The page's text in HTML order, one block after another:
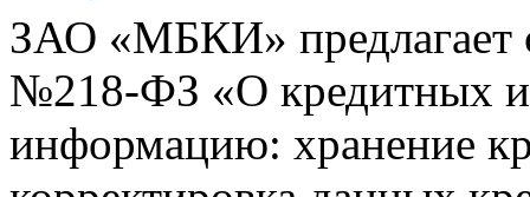
ЗАО «МБКИ» предлагает
№218-ФЗ «О кредитных
информацию: хранение